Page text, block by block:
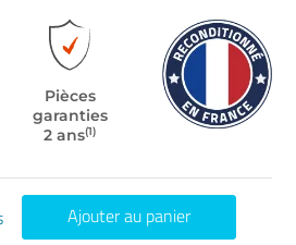
Pièces
garanties
2 ans(1)
Ajouter au panier